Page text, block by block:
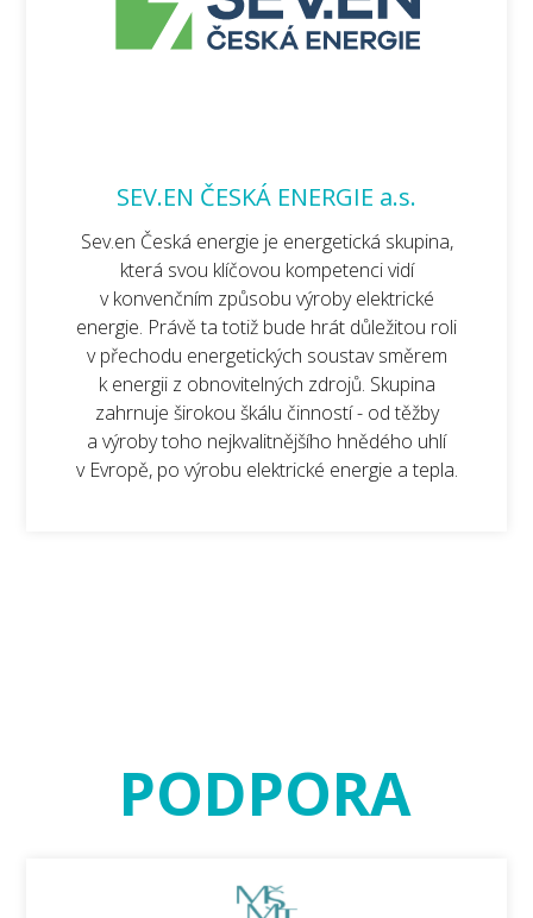
SEV.EN ČESKÁ ENERGIE a.s.
Sev.en Česká energie je energetická skupina,
která svou klíčovou kompetenci vidí
v konvenčním způsobu výroby elektrické
energie. Právě ta totiž bude hrát důležitou roli
v přechodu energetických soustav směrem
k energii z obnovitelných zdrojů. Skupina
zahrnuje širokou škálu činností - od těžby
a výroby toho nejkvalitnějšího hnědého uhlí
v Evropě, po výrobu elektrické energie a tepla.
PODPORA